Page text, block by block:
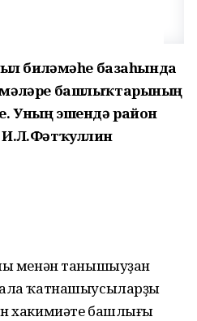
биләмәһе базаһында
башлыҡтарының
Уның эшендә район
менән танышыуҙан
ҡатнашыусыларҙы
хакимиәте башлығы